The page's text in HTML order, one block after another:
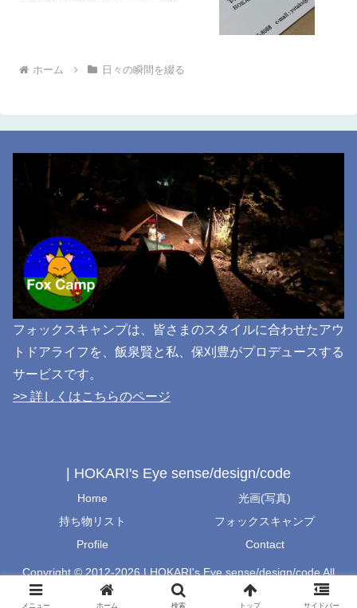
ホーム 日々の瞬間を綴る
フォックスキャンプは、皆さまのスタイルに合わせたアウ
トドアライフを、飯泉賢と私、保刈豊がプロデュースする
サービスです。
>> 詳しくはこちらのページ
| HOKARI's Eye sense/design/code
Home
光画(写真)
持ち物リスト
フォックスキャンプ
Profile
Contact
Copyright © 2012-2026 | HOKARI's Eye sense/design/code All
Rights Reserved.
メニュー ホーム 検索 トップ サイドバー